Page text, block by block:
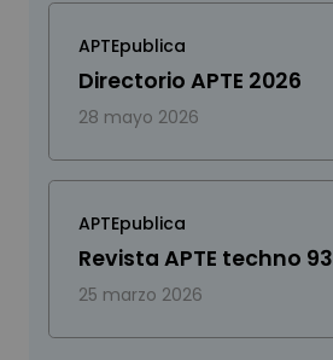
APTEpublica
Directorio APTE 2026
28 mayo 2026
APTEpublica
Revista APTE techno 93
25 marzo 2026